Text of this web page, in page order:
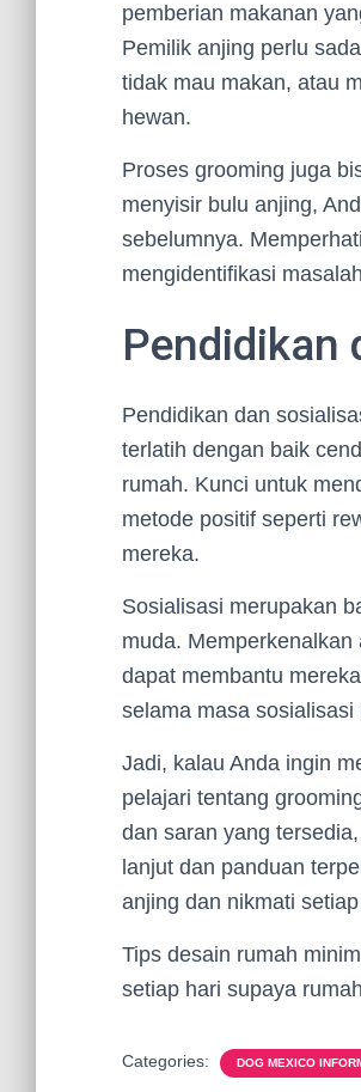
pemberian makanan
Pemilik anjing perlu
tidak mau makan, atau
hewan.
Proses grooming juga
menyisir bulu anjing,
sebelumnya.
mengidentifikasi
Pendidikan
Pendidikan dan
terlatih dengan baik
rumah. Kunci untuk
metode positif seperti
mereka.
Sosialisasi merupakan
muda.
dapat membantu
selama masa
Jadi, kalau Anda ingin
pelajari tentang
dan saran yang
lanjut dan panduan
anjing dan nikmati
Tips desain rumah
setiap hari supaya
Categories: DOG MEXICO